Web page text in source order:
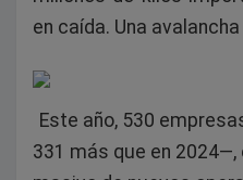
en caída. Una
Este año, 530
331 más que en